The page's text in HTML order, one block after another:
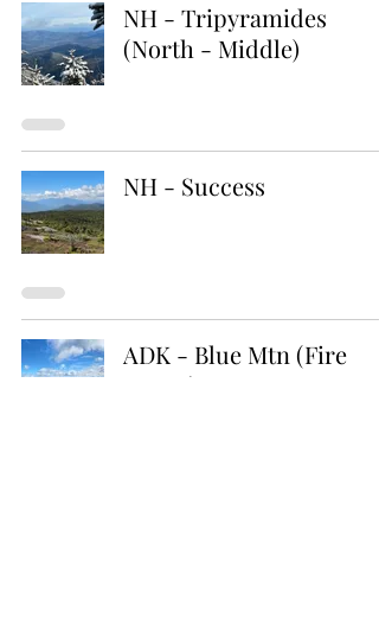
NH - Tripyramides
(North - Middle)
NH - Success
ADK - Blue Mtn (Fire
Tower)